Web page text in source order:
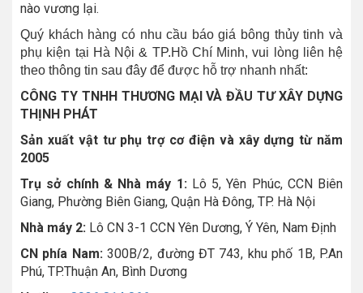
nào vương lại.
Quý khách hàng có nhu cầu báo giá bông thủy tinh và
phụ kiện tại Hà Nội & TP.Hồ Chí Minh, vui lòng liên hệ
theo thông tin sau đây để được hỗ trợ nhanh nhất:
CÔNG TY TNHH THƯƠNG MẠI VÀ ĐẦU TƯ XÂY DỰNG
THỊNH PHÁT
Sản xuất vật tư phụ trợ cơ điện và xây dựng từ năm
2005
Trụ sở chính & Nhà máy 1: Lô 5, Yên Phúc, CCN Biên
Giang, Phường Biên Giang, Quận Hà Đông, TP. Hà Nội
Nhà máy 2: Lô CN 3-1 CCN Yên Dương, Ý Yên, Nam Định
CN phía Nam:300B/2, đường ĐT 743, khu phố 1B, P.An
Phú, TP.Thuận An, Bình Dương